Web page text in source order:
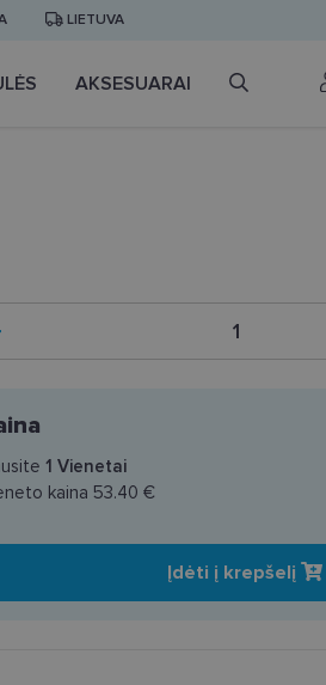
LIETUVA
AKSESUARAI
1 Vienetai
kaina 53.40 €
Įdėti į krepšelį